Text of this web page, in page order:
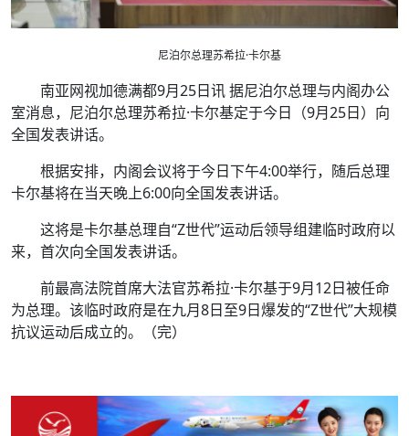
尼泊尔总理苏希拉·卡尔基
南亚网视加德满都9月25日讯 据尼泊尔总理与内阁办公
室消息，尼泊尔总理苏希拉·卡尔基定于今日（9月25日）向
全国发表讲话。
根据安排，内阁会议将于今日下午4:00举行，随后总理
卡尔基将在当天晚上6:00向全国发表讲话。
这将是卡尔基总理自“Z世代”运动后领导组建临时政府以
来，首次向全国发表讲话。
前最高法院首席大法官苏希拉·卡尔基于9月12日被任命
为总理。该临时政府是在九月8日至9日爆发的“Z世代”大规模
抗议运动后成立的。（完）